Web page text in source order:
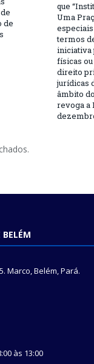
de
que
Uma
termos
iniciativa
físicas
direito
jurídicas
âmbito
revoga a
Marco, Belém, Pará.
às 13:00